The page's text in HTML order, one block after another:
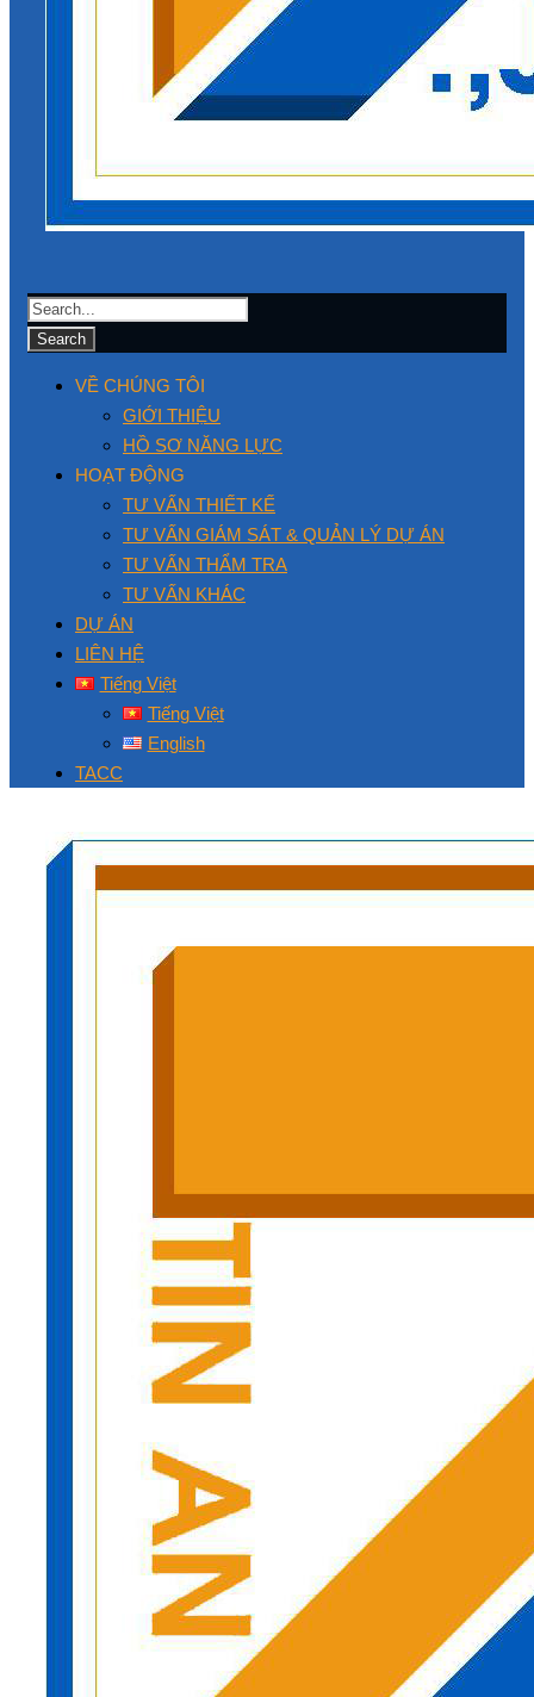
VỀ CHÚNG TÔI
GIỚI THIỆU
HỒ SƠ NĂNG LỰC
HOẠT ĐỘNG
TƯ VẤN THIẾT KẾ
TƯ VẤN GIÁM SÁT & QUẢN LÝ DỰ ÁN
TƯ VẤN THẨM TRA
TƯ VẤN KHÁC
DỰ ÁN
LIÊN HỆ
Tiếng Việt
Tiếng Việt
English
TACC